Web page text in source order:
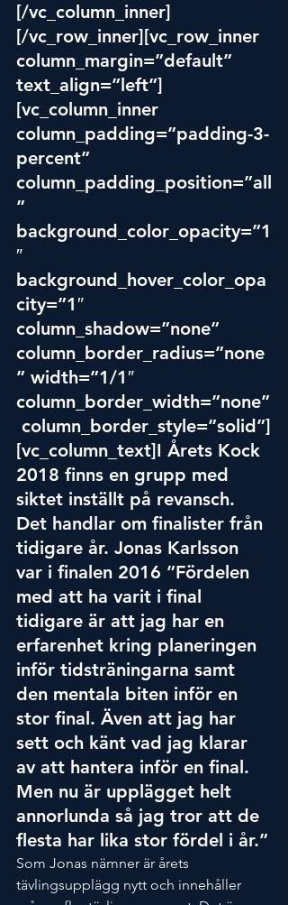
[/vc_column_inner]
[/vc_row_inner][vc_row_inner
column_margin=”default”
text_align=”left”]
[vc_column_inner
column_padding=”padding-3-
percent”
column_padding_position=”all
”
background_color_opacity=”1
″
background_hover_color_opa
city=”1″
column_shadow=”none”
column_border_radius=”none
” width=”1/1″
column_border_width=”none”
column_border_style=”solid”]
[vc_column_text]I Årets Kock
2018 finns en grupp med
siktet inställt på revansch.
Det handlar om finalister från
tidigare år. Jonas Karlsson
var i finalen 2016 ”Fördelen
med att ha varit i final
tidigare är att jag har en
erfarenhet kring planeringen
inför tidsträningarna samt
den mentala biten inför en
stor final. Även att jag har
sett och känt vad jag klarar
av att hantera inför en final.
Men nu är upplägget helt
annorlunda så jag tror att de
flesta har lika stor fördel i år.”
Som Jonas nämner är årets
tävlingsupplägg nytt och innehåller